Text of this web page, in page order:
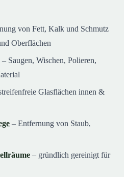
von Fett, Kalk und Schmutz
Oberflächen
– Saugen, Wischen, Polieren,
Glasflächen innen &
– Entfernung von Staub,
– gründlich gereinigt für